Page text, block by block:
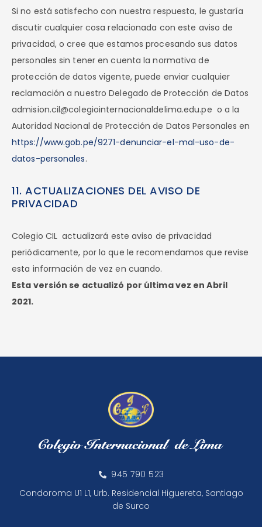
Si no está satisfecho con nuestra respuesta, le gustaría
discutir cualquier cosa relacionada con este aviso de
privacidad, o cree que estamos procesando sus datos
personales sin tener en cuenta la normativa de
protección de datos vigente, puede enviar cualquier
reclamación a nuestro Delegado de Protección de Datos
admision.cil@colegiointernacionaldelima.edu.pe o a la
Autoridad Nacional de Protección de Datos Personales en
https://www.gob.pe/9271-denunciar-el-mal-uso-de-
datos-personales.
11. ACTUALIZACIONES DEL AVISO DE
PRIVACIDAD
Colegio CIL actualizará este aviso de privacidad
periódicamente, por lo que le recomendamos que revise
esta información de vez en cuando.
Esta versión se actualizó por última vez en Abril
2021.
945 790 523
Condoroma U1 L1, Urb. Residencial Higuereta, Santiago
de Surco